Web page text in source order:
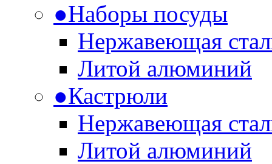
●Наборы посуды
Нержавеющая
Литой алюминий
●Кастрюли
Нержавеющая
Литой алюминий